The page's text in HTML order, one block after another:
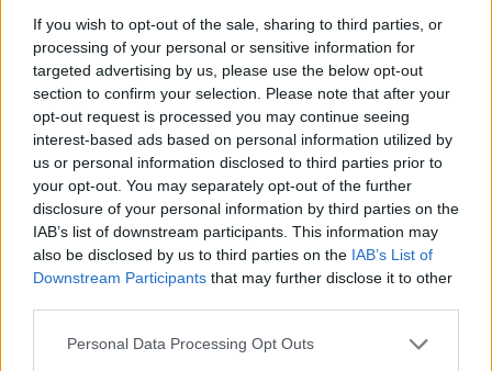
If you wish to opt-out of the sale, sharing to third parties, or
processing of your personal or sensitive information for
targeted advertising by us, please use the below opt-out
section to confirm your selection. Please note that after your
opt-out request is processed you may continue seeing
interest-based ads based on personal information utilized by
us or personal information disclosed to third parties prior to
your opt-out. You may separately opt-out of the further
disclosure of your personal information by third parties on the
IAB’s list of downstream participants. This information may
also be disclosed by us to third parties on the IAB’s List of
Downstream Participants that may further disclose it to other
Personal Data Processing Opt Outs
LSD στην ψυχιατρική
15.05.26
Η ιστορική διαδρομή του LSD στη θεραπευτική κι όσα μας
αφορούν σήμερα.